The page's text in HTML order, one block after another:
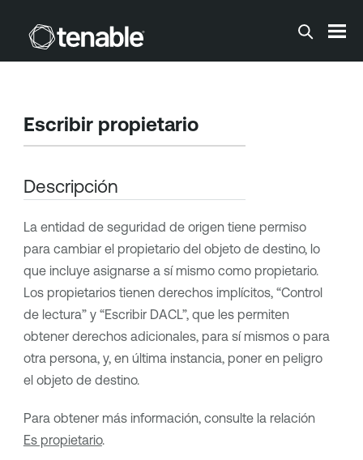
Saltar a contenido principal
Escribir propietario
Descripción
La entidad de seguridad de origen tiene permiso
para cambiar el propietario del objeto de destino, lo
que incluye asignarse a sí mismo como propietario.
Los propietarios tienen derechos implícitos, “Control
de lectura” y “Escribir DACL”, que les permiten
obtener derechos adicionales, para sí mismos o para
otra persona, y, en última instancia, poner en peligro
el objeto de destino.
Para obtener más información, consulte la relación
Es propietario.